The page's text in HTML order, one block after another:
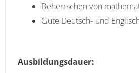
Beherrschen von
Gute Deutsch- und
Ausbildungsdauer: